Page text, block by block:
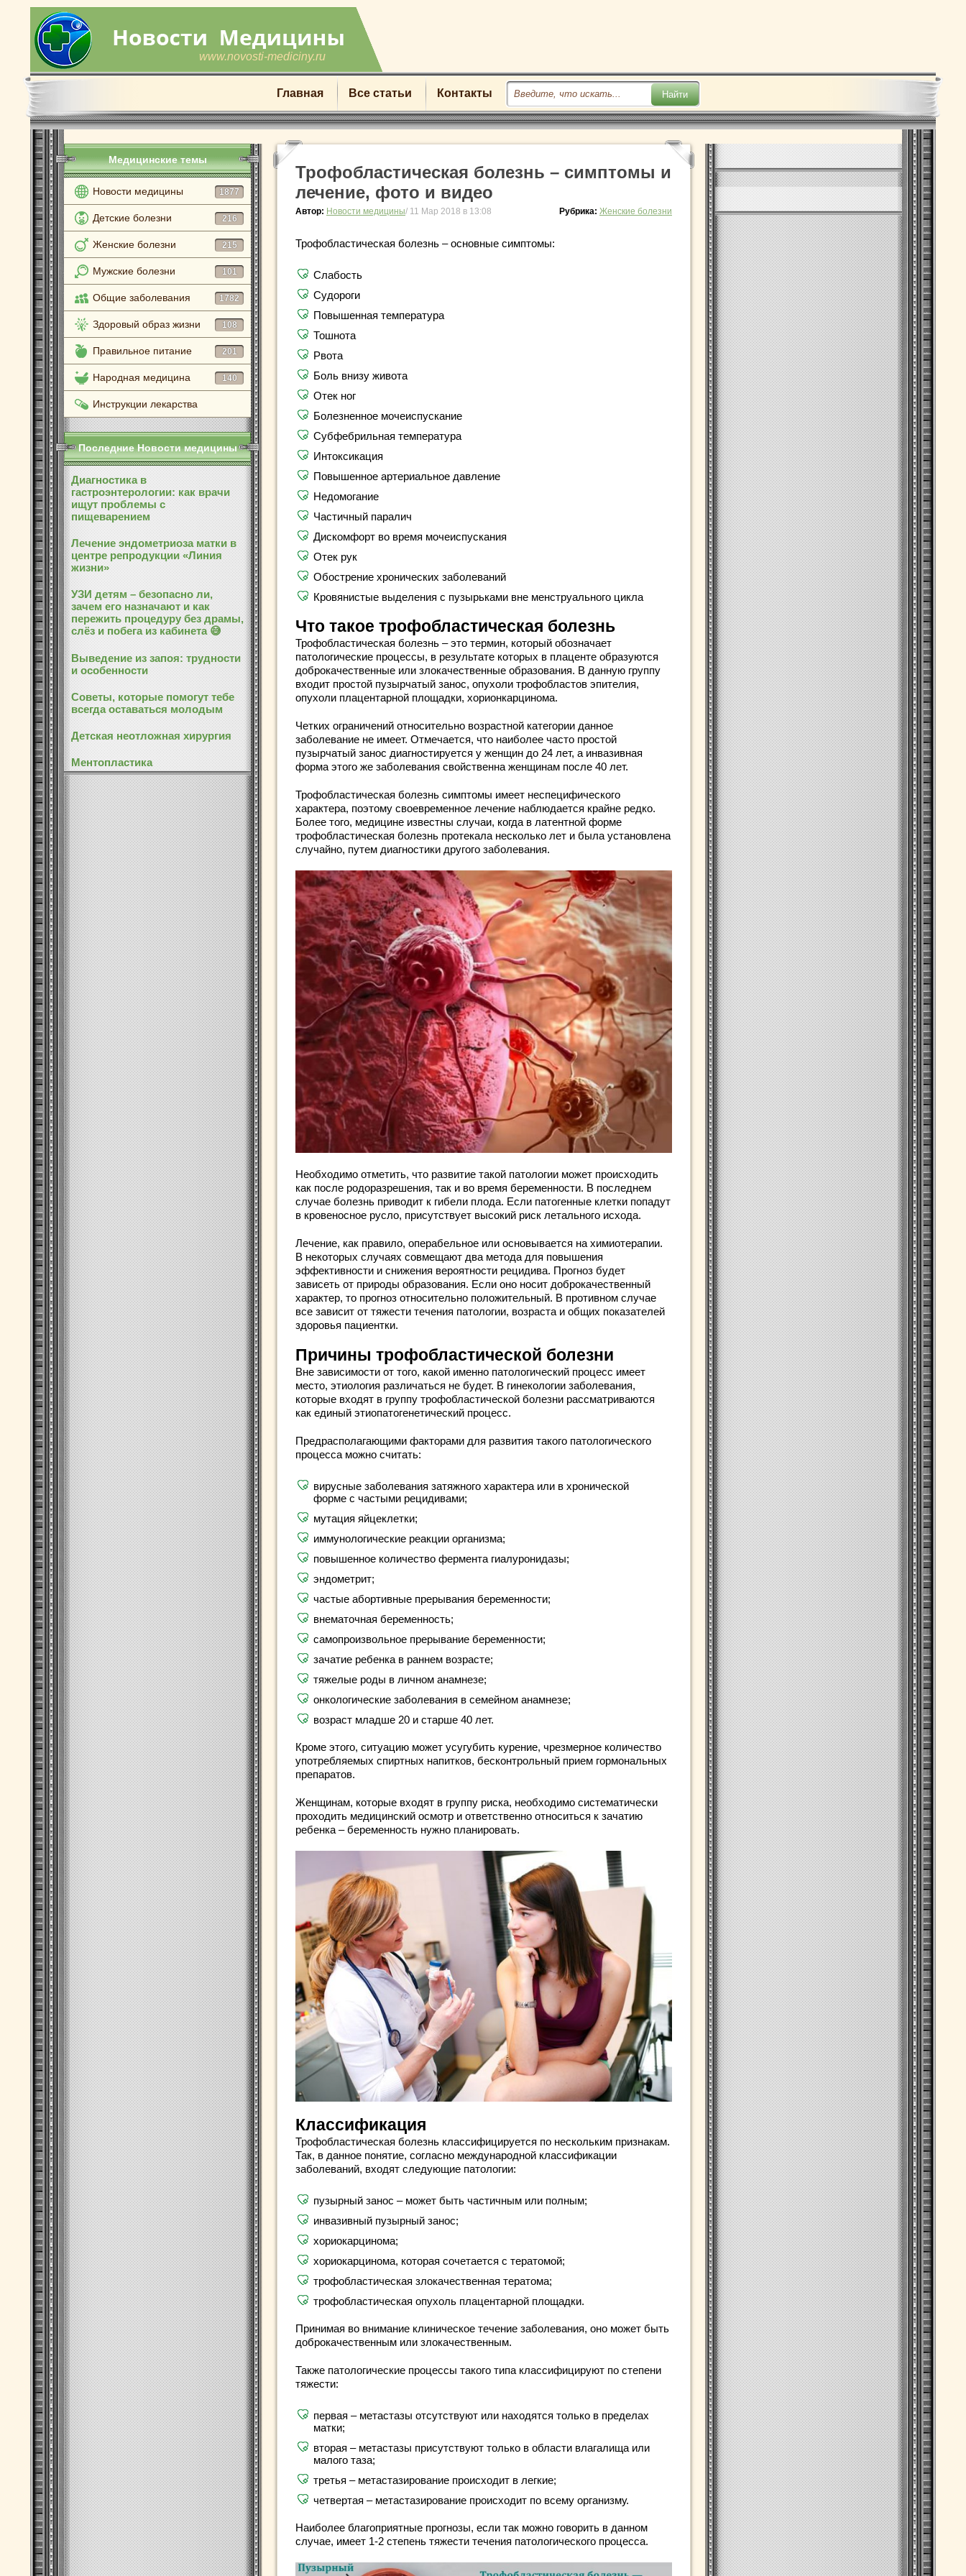
www.novosti-mediciny.ru
Главная Все статьи Контакты
Медицинские темы
Новости медицины 1877
Детские болезни 216
Женские болезни 215
Мужские болезни 101
Общие заболевания 1782
Здоровый образ жизни 108
Правильное питание 201
Народная медицина 140
Инструкции лекарства
Последние Новости медицины
Диагностика в
гастроэнтерологии: как врачи
ищут проблемы с
пищеварением
Лечение эндометриоза матки в
центре репродукции «Линия
жизни»
УЗИ детям – безопасно ли,
зачем его назначают и как
пережить процедуру без драмы,
слёз и побега из кабинета 😅
Выведение из запоя: трудности
и особенности
Советы, которые помогут тебе
всегда оставаться молодым
Детская неотложная хирургия
Ментопластика
Трофобластическая болезнь – симптомы и
лечение, фото и видео
Автор: Новости медицины/ 11 Мар 2018 в 13:08 Рубрика: Женские болезни
Трофобластическая болезнь – основные симптомы:
Слабость
Судороги
Повышенная температура
Тошнота
Рвота
Боль внизу живота
Отек ног
Болезненное мочеиспускание
Субфебрильная температура
Интоксикация
Повышенное артериальное давление
Недомогание
Частичный паралич
Дискомфорт во время мочеиспускания
Отек рук
Обострение хронических заболеваний
Кровянистые выделения с пузырьками вне менструального цикла
Что такое трофобластическая болезнь
Трофобластическая болезнь – это термин, который обозначает
патологические процессы, в результате которых в плаценте образуются
доброкачественные или злокачественные образования. В данную группу
входит простой пузырчатый занос, опухоли трофобластов эпителия,
опухоли плацентарной площадки, хорионкарцинома.
Четких ограничений относительно возрастной категории данное
заболевание не имеет. Отмечается, что наиболее часто простой
пузырчатый занос диагностируется у женщин до 24 лет, а инвазивная
форма этого же заболевания свойственна женщинам после 40 лет.
Трофобластическая болезнь симптомы имеет неспецифического
характера, поэтому своевременное лечение наблюдается крайне редко.
Более того, медицине известны случаи, когда в латентной форме
трофобластическая болезнь протекала несколько лет и была установлена
случайно, путем диагностики другого заболевания.
Необходимо отметить, что развитие такой патологии может происходить
как после родоразрешения, так и во время беременности. В последнем
случае болезнь приводит к гибели плода. Если патогенные клетки попадут
в кровеносное русло, присутствует высокий риск летального исхода.
Лечение, как правило, операбельное или основывается на химиотерапии.
В некоторых случаях совмещают два метода для повышения
эффективности и снижения вероятности рецидива. Прогноз будет
зависеть от природы образования. Если оно носит доброкачественный
характер, то прогноз относительно положительный. В противном случае
все зависит от тяжести течения патологии, возраста и общих показателей
здоровья пациентки.
Причины трофобластической болезни
Вне зависимости от того, какой именно патологический процесс имеет
место, этиология различаться не будет. В гинекологии заболевания,
которые входят в группу трофобластической болезни рассматриваются
как единый этиопатогенетический процесс.
Предрасполагающими факторами для развития такого патологического
процесса можно считать:
вирусные заболевания затяжного характера или в хронической
форме с частыми рецидивами;
мутация яйцеклетки;
иммунологические реакции организма;
повышенное количество фермента гиалуронидазы;
эндометрит;
частые абортивные прерывания беременности;
внематочная беременность;
самопроизвольное прерывание беременности;
зачатие ребенка в раннем возрасте;
тяжелые роды в личном анамнезе;
онкологические заболевания в семейном анамнезе;
возраст младше 20 и старше 40 лет.
Кроме этого, ситуацию может усугубить курение, чрезмерное количество
употребляемых спиртных напитков, бесконтрольный прием гормональных
препаратов.
Женщинам, которые входят в группу риска, необходимо систематически
проходить медицинский осмотр и ответственно относиться к зачатию
ребенка – беременность нужно планировать.
Классификация
Трофобластическая болезнь классифицируется по нескольким признакам.
Так, в данное понятие, согласно международной классификации
заболеваний, входят следующие патологии:
пузырный занос – может быть частичным или полным;
инвазивный пузырный занос;
хориокарцинома;
хориокарцинома, которая сочетается с тератомой;
трофобластическая злокачественная тератома;
трофобластическая опухоль плацентарной площадки.
Принимая во внимание клиническое течение заболевания, оно может быть
доброкачественным или злокачественным.
Также патологические процессы такого типа классифицируют по степени
тяжести:
первая – метастазы отсутствуют или находятся только в пределах
матки;
вторая – метастазы присутствуют только в области влагалища или
малого таза;
третья – метастазирование происходит в легкие;
четвертая – метастазирование происходит по всему организму.
Наиболее благоприятные прогнозы, если так можно говорить в данном
случае, имеет 1-2 степень тяжести течения патологического процесса.